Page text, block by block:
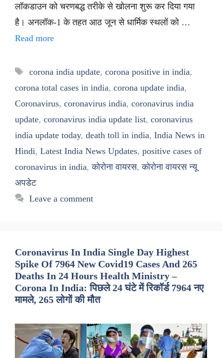
लॉकडाउन को चरणबद्ध तरीके से खोलना शुरू कर दिया गया
है। अनलॉक-1 के तहत आठ जून से धार्मिक स्थलों को …
Read more
Tags
corona india update, corona positive in india,
corona total cases in india, corona update india,
Coronavirus, coronavirus india, coronavirus india
update, coronavirus india update list, coronavirus
india update today, death toll in india, India News in
Hindi, Latest India News Updates, positive cases of
coronavirus in india,कोरोना वायरस,कोरोना वायरस न्यू
अपडेट
Leave a comment
Coronavirus In India Single Day Highest
Spike Of 7964 New Covid19 Cases And 265
Deaths In 24 Hours Health Ministry –
Corona In India: पिछले 24 घंटे में रिकॉर्ड 7964 नए
मामले, 265 लोगों की मौत